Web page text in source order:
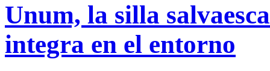
Unum, la silla
integra en el entorno